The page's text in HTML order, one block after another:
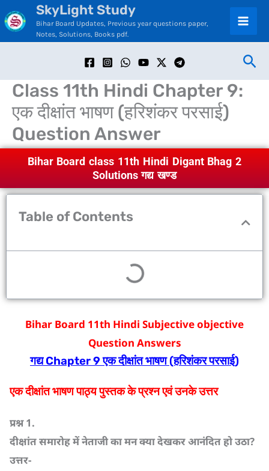
Skip
to
content
SkyLight Study
Bihar Board Updates, Previous year questions paper,
Notes, Solutions, Books pdf.
Class 11th Hindi Chapter 9:
एक दीक्षांत भाषण (हरिशंकर परसाई)
Question Answer
Bihar Board class 11th Hindi Digant Bhag 2
Solutions गद्य खण्ड
Table of Contents
Bihar Board 11th Hindi Subjective objective
Question Answers
गद्यChapter 9एक दीक्षांत भाषण (हरिशंकर परसाई)
एक दीक्षांत भाषण पाठ्य पुस्तक के प्रश्न एवं उनके उत्तर
प्रश्न1.
दीक्षांत समारोह में नेताजी का मन क्या देखकर आनंदित हो उठा?
उत्तर-
C
a
g
o
r
s